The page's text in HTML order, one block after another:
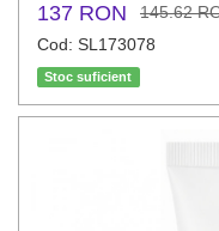
137 RON
145.62
Cod: SL173078
Stoc suficient